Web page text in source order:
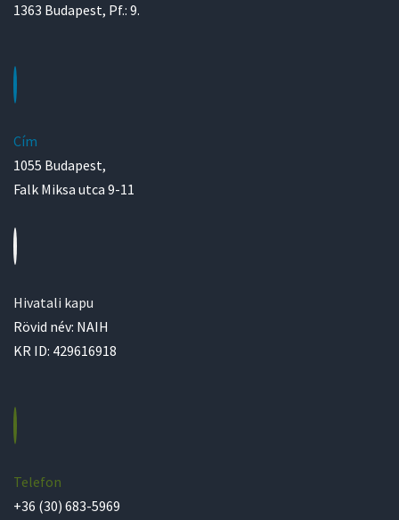
1363 Budapest, Pf.: 9.
Cím
1055 Budapest,
Falk Miksa utca 9-11
Hivatali kapu
Rövid név: NAIH
KR ID: 429616918
Telefon
+36 (30) 683-5969